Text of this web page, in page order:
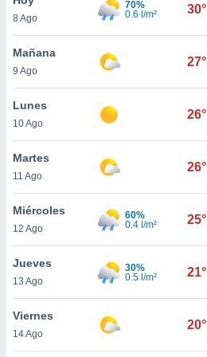
en
más
nuestra
de
cookies
aceptar
8 Ago
70%
0.6 l/m²
30°
Mañana
9 Ago
27°
Lunes
10 Ago
26°
Martes
11 Ago
26°
Miércoles
12 Ago
60%
0.4 l/m²
25°
Jueves
13 Ago
30%
0.5 l/m²
21°
Viernes
14 Ago
20°